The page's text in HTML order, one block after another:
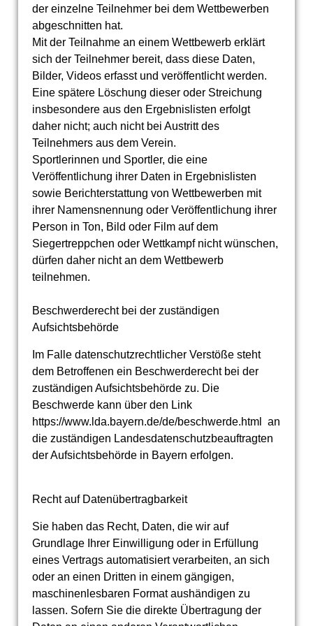
der einzelne Teilnehmer bei dem Wettbewerben
abgeschnitten hat.
Mit der Teilnahme an einem Wettbewerb erklärt
sich der Teilnehmer bereit, dass diese Daten,
Bilder, Videos erfasst und veröffentlicht werden.
Eine spätere Löschung dieser oder Streichung
insbesondere aus den Ergebnislisten erfolgt
daher nicht; auch nicht bei Austritt des
Teilnehmers aus dem Verein.
Sportlerinnen und Sportler, die eine
Veröffentlichung ihrer Daten in Ergebnislisten
sowie Berichterstattung von Wettbewerben mit
ihrer Namensnennung oder Veröffentlichung ihrer
Person in Ton, Bild oder Film auf dem
Siegertreppchen oder Wettkampf nicht wünschen,
dürfen daher nicht an dem Wettbewerb
teilnehmen.
Beschwerderecht bei der zuständigen
Aufsichtsbehörde
Im Falle datenschutzrechtlicher Verstöße steht
dem Betroffenen ein Beschwerderecht bei der
zuständigen Aufsichtsbehörde zu. Die
Beschwerde kann über den Link
https://www.lda.bayern.de/de/beschwerde.html an
die zuständigen Landesdatenschutzbeauftragten
der Aufsichtsbehörde in Bayern erfolgen.
Recht auf Datenübertragbarkeit
Sie haben das Recht, Daten, die wir auf
Grundlage Ihrer Einwilligung oder in Erfüllung
eines Vertrags automatisiert verarbeiten, an sich
oder an einen Dritten in einem gängigen,
maschinenlesbaren Format aushändigen zu
lassen. Sofern Sie die direkte Übertragung der